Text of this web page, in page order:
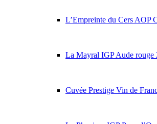
L’Empreinte du Cers AOP
La Mayral IGP Aude rouge
Cuvée Prestige Vin de